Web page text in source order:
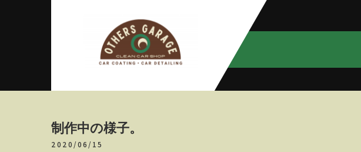
アザースガ
テナンス
制作中の様子。
2020/06/15